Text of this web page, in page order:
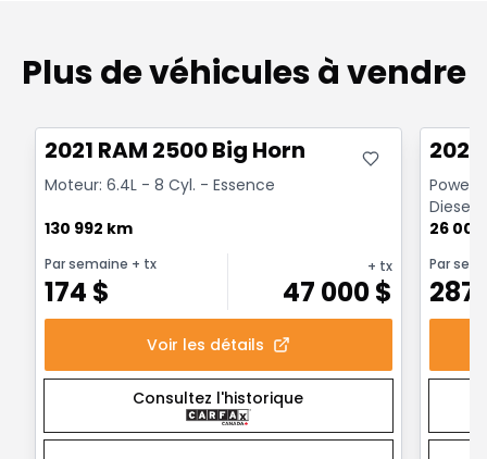
Plus de véhicules à vendre
2021 RAM 2500 Big Horn
Moteur: 6.4L - 8 Cyl. - Essence
130 992 km
Par semaine + tx
174 $
+ tx
47 000$
Voir les détails
Consultez l'historique
Diesel
26
Par
287